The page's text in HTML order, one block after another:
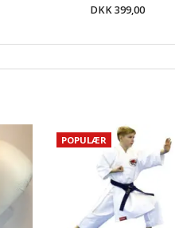
DKK 399,00
POPULÆR